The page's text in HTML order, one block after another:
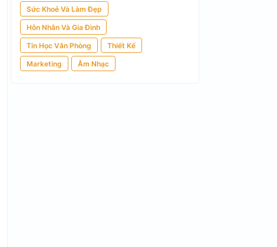
Sức Khoẻ Và Làm Đẹp
Hôn Nhân Và Gia Đình
Tin Học Văn Phòng Thiết Kế
Marketing Âm Nhạc